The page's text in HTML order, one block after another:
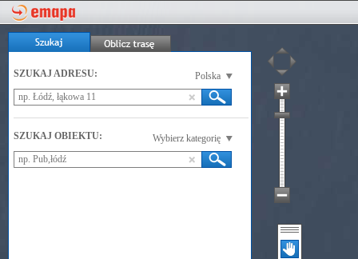
SZUKAJ ADRESU: Polska
SZUKAJ OBIEKTU: Wybierz kategorię